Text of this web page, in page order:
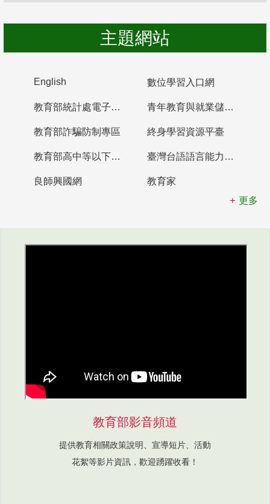
主題網站
English 數位學習入口網
教育部統計處電子書櫃 青年教育與就業儲蓄帳戶
教育部詐騙防制專區 終身學習資源平臺
教育部高中等以下學校及幼兒園教師資格檢定考試 臺灣台語語言能力認證網站
良師興國網
教育家
更多
教育部影音頻道
提供教育相關政策說明、宣導短片、活動
花絮等影片資訊，歡迎踴躍收看！